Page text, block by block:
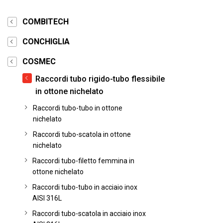
COMBITECH
CONCHIGLIA
COSMEC
Raccordi tubo rigido-tubo flessibile
in ottone nichelato
Raccordi tubo-tubo in ottone
nichelato
Raccordi tubo-scatola in ottone
nichelato
Raccordi tubo-filetto femmina in
ottone nichelato
Raccordi tubo-tubo in acciaio inox
AISI 316L
Raccordi tubo-scatola in acciaio inox